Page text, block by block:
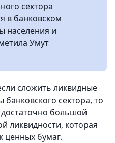
сектора
в банковском
населения и
Умут
сложить ликвидные
сектора, то
большой
ликвидности, которая
ценных бумаг.